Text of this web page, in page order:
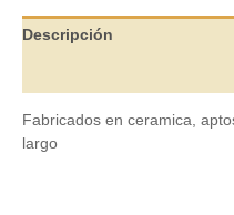
Descripción
Fabricados en ceramica,
largo